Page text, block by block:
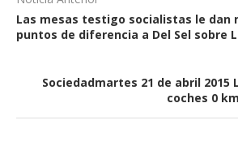
Las mesas testigo socialistas le dan
puntos de diferencia a Del Sel sobre
Sociedadmartes 21 de abril 2015
coches 0